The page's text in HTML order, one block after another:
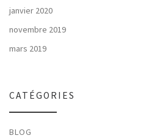
janvier 2020
novembre 2019
mars 2019
CATÉGORIES
BLOG